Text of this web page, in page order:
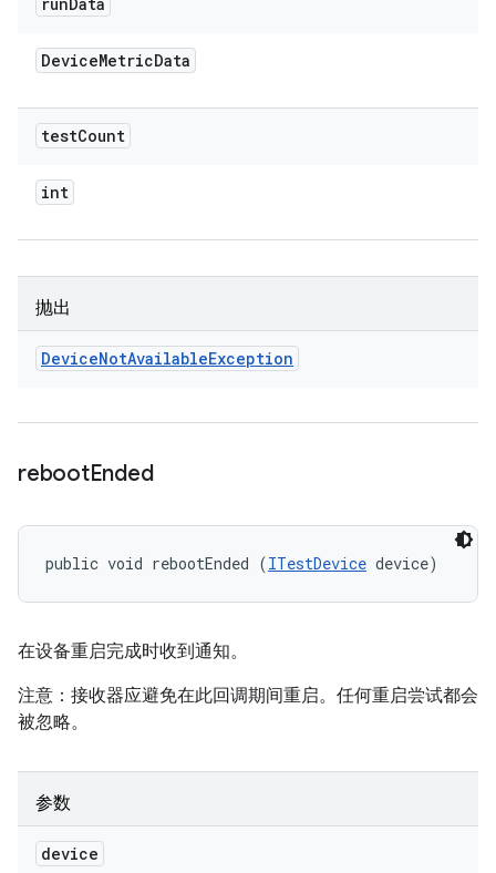
DeviceMetricData
testCount
int
抛出
DeviceNotAvailableException
rebootEnded
public void rebootEnded (ITestDevice device)
在设备重启完成时收到通知。
注意：接收器应避免在此回调期间重启。任何重启尝试都会
被忽略。
参数
device